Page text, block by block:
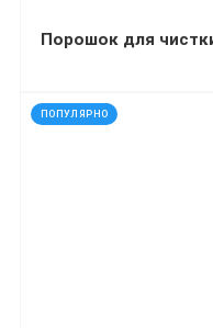
Порошок для
ПОПУЛЯРНО
код: 91967